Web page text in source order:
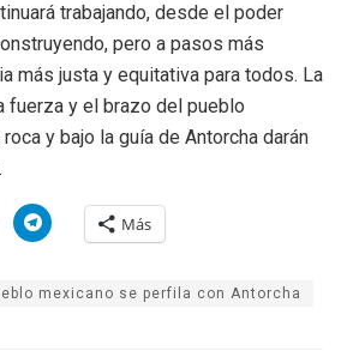
trabajando, desde el poder
pero a pasos más
más justa y equitativa para todos. La
fuerza y el brazo del pueblo
y bajo la guía de Antorcha darán
H
a
i
Más
mexicano se perfila con Antorcha